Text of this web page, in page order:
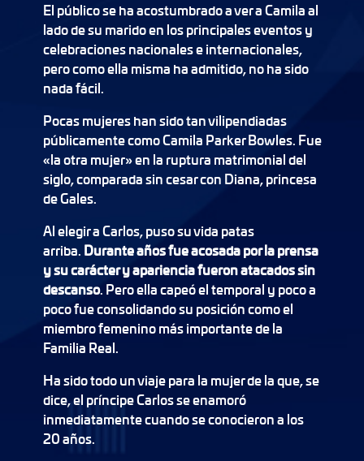
El público se ha acostumbrado a ver a Camila al
lado de su marido en los principales eventos y
celebraciones nacionales e internacionales,
pero como ella misma ha admitido, no ha sido
nada fácil.
Pocas mujeres han sido tan vilipendiadas
públicamente como Camila Parker Bowles. Fue
«la otra mujer» en la ruptura matrimonial del
siglo, comparada sin cesar con Diana, princesa
de Gales.
Al elegir a Carlos, puso su vida patas
arriba. Durante años fue acosada por la prensa
y su carácter y apariencia fueron atacados sin
descanso. Pero ella capeó el temporal y poco a
poco fue consolidando su posición como el
miembro femenino más importante de la
Familia Real.
Ha sido todo un viaje para la mujer de la que, se
dice, el príncipe Carlos se enamoró
inmediatamente cuando se conocieron a los
20 años.